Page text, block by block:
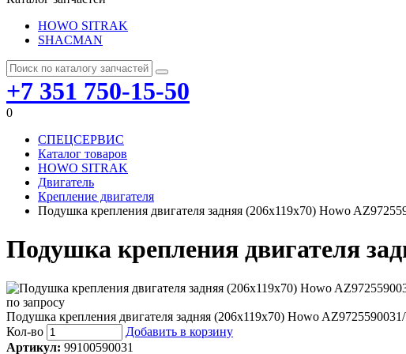
HOWO SITRAK
SHACMAN
+7 351 750-15-50
0
СПЕЦСЕРВИС
Каталог товаров
HOWO SITRAK
Двигатель
Крепление двигателя
Подушка крепления двигателя задняя (206x119x70) Howo
Подушка крепления двигателя
по запросу
Подушка крепления двигателя задняя (206x119x70) Howo
Кол-во
Добавить в корзину
Артикул: 99100590031